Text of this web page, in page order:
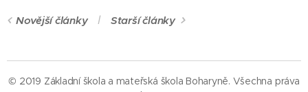
Novější články Starší články
© 2019 Základní škola a mateřská škola Boharyně. Všechna práva